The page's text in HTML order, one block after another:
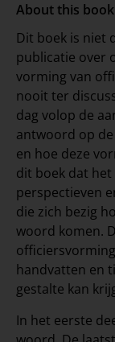
About this book
Dit boek is niet
publicatie over
vorming van
nooit ter
dag volop de
antwoord op
en hoe deze
dit boek dat
perspectieven
die zich bezig
woord komen.
handvatten en
gestalte kan
In het eerste